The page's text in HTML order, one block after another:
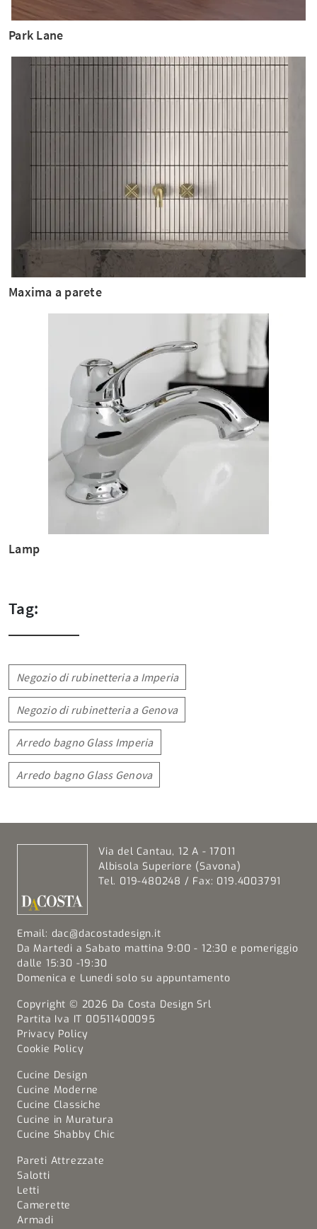
Park Lane
Maxima a parete
Lamp
Tag:
Negozio di rubinetteria a Imperia
Negozio di rubinetteria a Genova
Arredo bagno Glass Imperia
Arredo bagno Glass Genova
Via del Cantau, 12 A - 17011
Albisola Superiore (Savona)
Tel. 019-480248 / Fax: 019.4003791
Email: dac@dacostadesign.it
Da Martedi a Sabato mattina 9:00 - 12:30 e pomeriggio
dalle 15:30 -19:30
Domenica e Lunedi solo su appuntamento
Copyright © 2026 Da Costa Design Srl
Partita Iva IT 00511400095
Privacy Policy
Cookie Policy
Cucine Design
Cucine Moderne
Cucine Classiche
Cucine in Muratura
Cucine Shabby Chic
Pareti Attrezzate
Salotti
Letti
Camerette
Armadi